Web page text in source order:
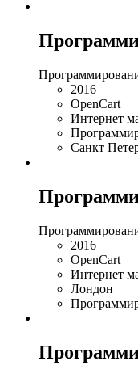
2016
OpenCart
Интернет
Санкт
2016
OpenCart
Интернет
Лондон